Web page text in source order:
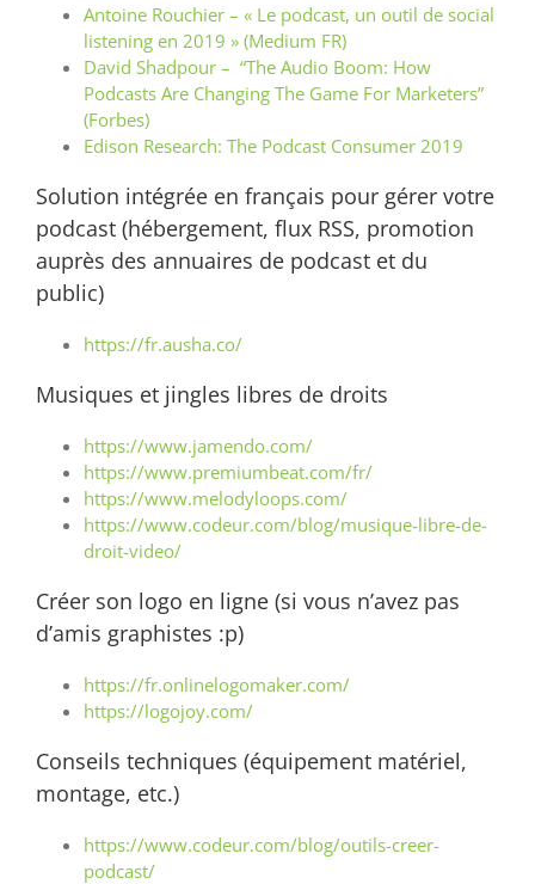
Antoine Rouchier – « Le podcast, un outil de social
listening en 2019 » (Medium FR)
David Shadpour – “The Audio Boom: How
Podcasts Are Changing The Game For Marketers”
(Forbes)
Edison Research: The Podcast Consumer 2019
Solution intégrée en français pour gérer votre
podcast (hébergement, flux RSS, promotion
auprès des annuaires de podcast et du
public)
https://fr.ausha.co/
Musiques et jingles libres de droits
https://www.jamendo.com/
https://www.premiumbeat.com/fr/
https://www.melodyloops.com/
https://www.codeur.com/blog/musique-libre-de-
droit-video/
Créer son logo en ligne (si vous n’avez pas
d’amis graphistes :p)
https://fr.onlinelogomaker.com/
https://logojoy.com/
Conseils techniques (équipement matériel,
montage, etc.)
https://www.codeur.com/blog/outils-creer-
podcast/